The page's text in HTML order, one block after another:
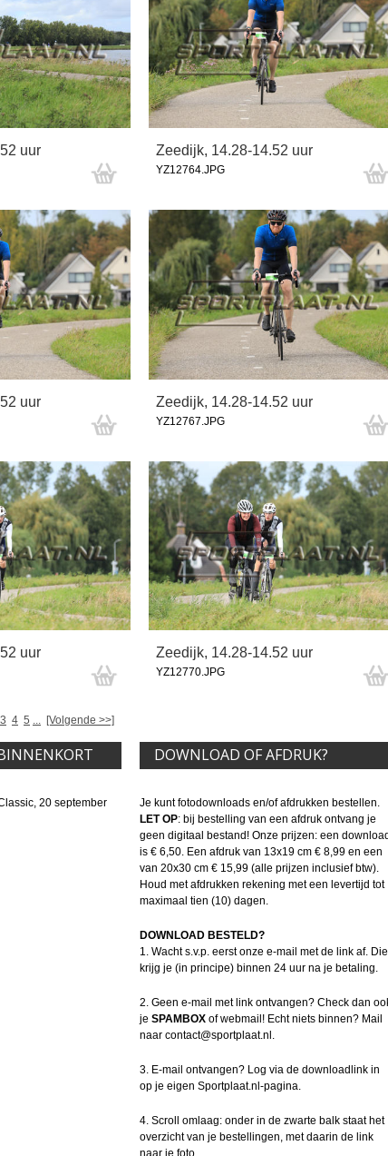
uur Zeedijk, 14.28-14.52 uur
YZ12764.JPG
uur Zeedijk, 14.28-14.52 uur
YZ12767.JPG
uur Zeedijk, 14.28-14.52 uur
YZ12770.JPG
3 4 5 ... [Volgende >>]
20 september
DOWNLOAD OF AFDRUK?
Je kunt fotodownloads en/of afdrukken bestellen.
LET OP: bij bestelling van een afdruk ontvang je
geen digitaal bestand! Onze prijzen: een download
is € 6,50. Een afdruk van 13x19 cm € 8,99 en een
van 20x30 cm € 15,99 (alle prijzen inclusief btw).
Houd met afdrukken rekening met een levertijd tot
maximaal tien (10) dagen.
DOWNLOAD BESTELD?
1. Wacht s.v.p. eerst onze e-mail met de link af. Die
krijg je (in principe) binnen 24 uur na je betaling.
2. Geen e-mail met link ontvangen? Check dan
je SPAMBOX of webmail! Echt niets binnen? Mail
naar contact@sportplaat.nl.
3. E-mail ontvangen? Log via de downloadlink in
op je eigen Sportplaat.nl-pagina.
4. Scroll omlaag: onder in de zwarte balk staat het
overzicht van je bestellingen, met daarin de link
naar je foto.